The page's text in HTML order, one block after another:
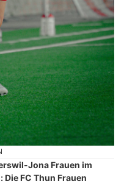
Jona Frauen im
FC Thun Frauen